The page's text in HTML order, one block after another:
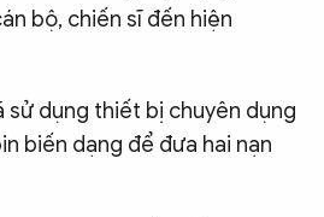
bộ, chiến sĩ đến hiện
sử dụng thiết bị chuyên dụng
biến dạng để đưa hai nạn